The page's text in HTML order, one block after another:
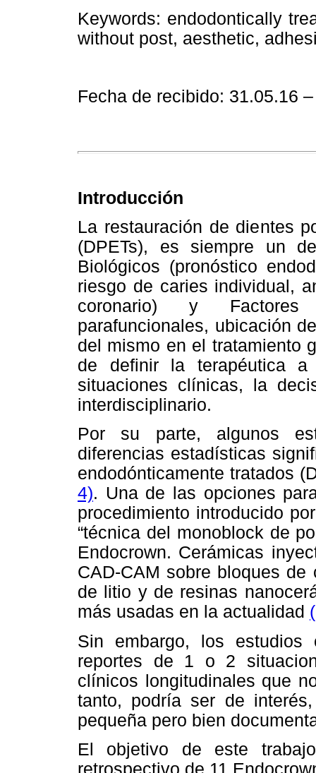
Keywords: endodontically
without post, aesthetic,
Fecha de recibido: 31.05.16
Introducción
La restauración de dientes
(DPETs), es siempre un
Biológicos (pronóstico
riesgo de caries individual,
coronario) y Factores
parafuncionales, ubicación
del mismo en el tratamiento
de definir la terapéutica
situaciones clínicas, la
interdisciplinario.
Por su parte, algunos
diferencias estadísticas
endodónticamente tratados
4). Una de las opciones
procedimiento introducido
“técnica del monoblock de
Endocrown. Cerámicas
CAD-CAM sobre bloques
de litio y de resinas
más usadas en la actualidad
Sin embargo, los estudios
reportes de 1 o 2
clínicos longitudinales que
tanto, podría ser de
pequeña pero bien
El objetivo de este
retrospectivo de 11